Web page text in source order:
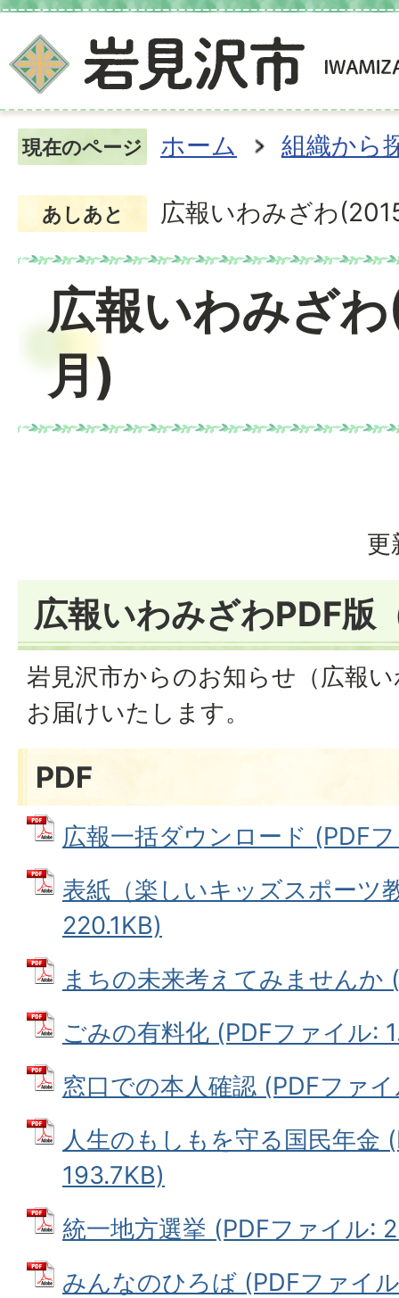
現在のページ ホーム 組織から
あしあと 広報いわみざわ
広報いわみざ
月)
更
広報いわみざわPDF版
岩見沢市からのお知らせ（広報
お届けいたします。
PDF
広報一括ダウンロード (PDF
表紙（楽しいキッズスポーツ
220.1KB)
まちの未来考えてみませんか
ごみの有料化 (PDFファイル:
窓口での本人確認 (PDFファ
人生のもしもを守る国民年金
193.7KB)
統一地方選挙 (PDFファイル:
みんなのひろば (PDFファイ